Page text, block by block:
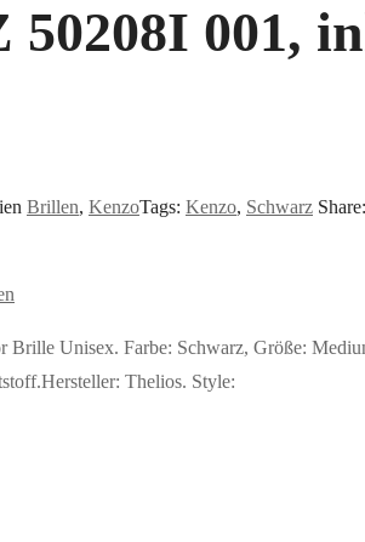
50208I 001,
Brillen, KenzoTags: Kenzo, Schwarz Share:
Unisex. Farbe: Schwarz, Größe:
Thelios. Style: